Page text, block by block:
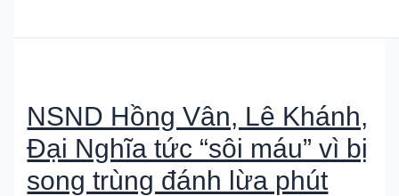
NSND Hồng Vân, Lê Khánh,
Đại Nghĩa tức “sôi máu” vì bị
song trùng đánh lừa phút